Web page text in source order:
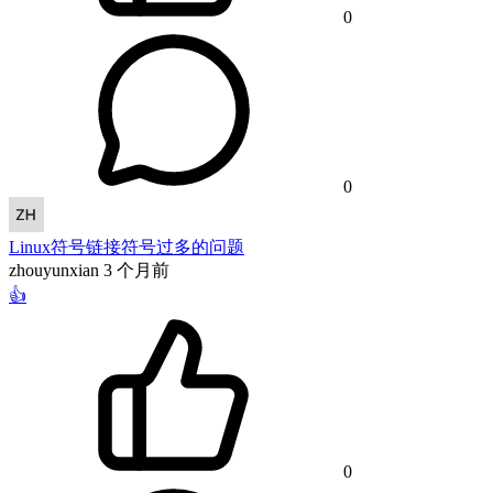
0
0
Linux符号链接符号过多的问题
zhouyunxian 3 个月前
👍
0